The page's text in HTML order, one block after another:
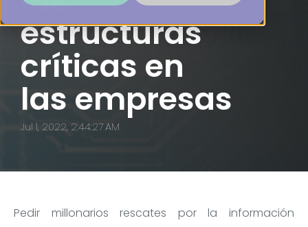
estructuras
críticas en
las empresas
Jul 1, 2022, 2:44:27 AM
Pedir millonarios rescates por la información